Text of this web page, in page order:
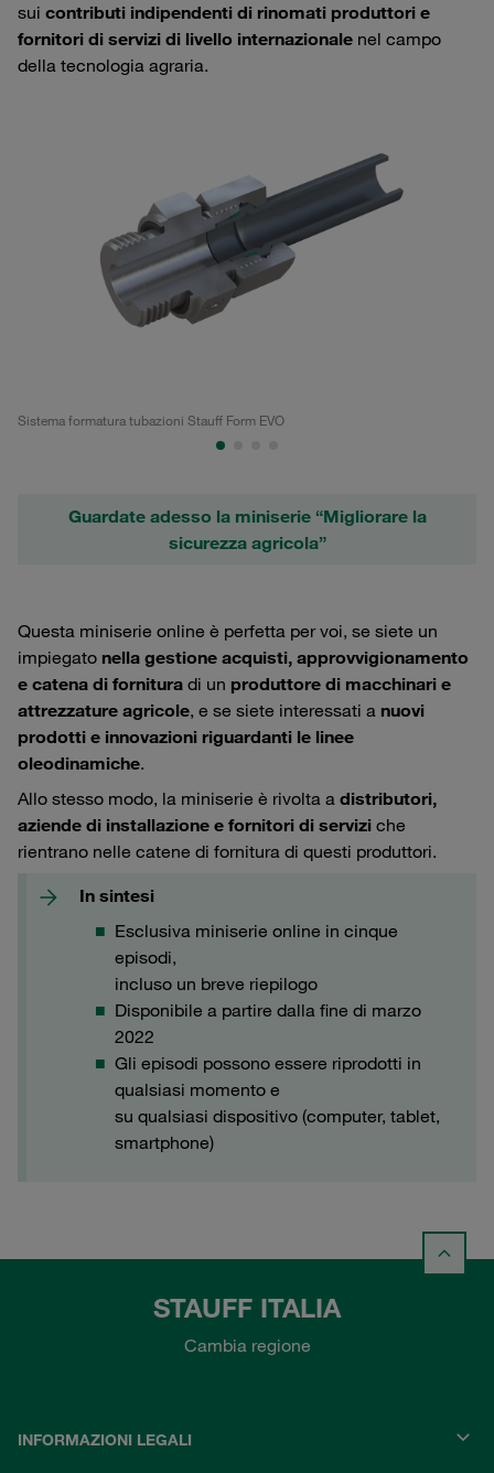
sui contributi indipendenti di rinomati produttori e
fornitori di servizi di livello internazionale nel campo
della tecnologia agraria.
Sistema formatura tubazioni Stauff Form EVO
Guardate adesso la miniserie “Migliorare la
sicurezza agricola”
Questa miniserie online è perfetta per voi, se siete un
impiegato nella gestione acquisti, approvvigionamento
e catena di fornitura di un produttore di macchinari e
attrezzature agricole, e se siete interessati a nuovi
prodotti e innovazioni riguardanti le linee
oleodinamiche.
Allo stesso modo, la miniserie è rivolta a distributori,
aziende di installazione e fornitori di servizi che
rientrano nelle catene di fornitura di questi produttori.
In sintesi
Esclusiva miniserie online in cinque
episodi,
incluso un breve riepilogo
Disponibile a partire dalla fine di marzo
2022
Gli episodi possono essere riprodotti in
qualsiasi momento e
su qualsiasi dispositivo (computer, tablet,
smartphone)
STAUFF ITALIA
Cambia regione
INFORMAZIONI LEGALI